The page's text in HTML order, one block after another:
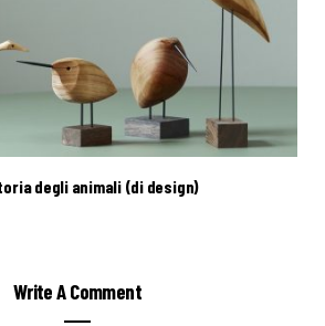
degli animali (di design)
Write A Comment